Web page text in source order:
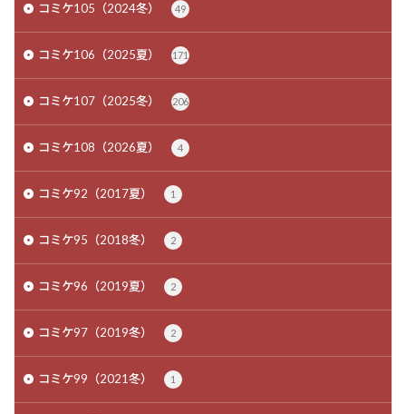
コミケ105（2024冬） 49
コミケ106（2025夏） 171
コミケ107（2025冬） 206
コミケ108（2026夏） 4
コミケ92（2017夏） 1
コミケ95（2018冬） 2
コミケ96（2019夏） 2
コミケ97（2019冬） 2
コミケ99（2021冬） 1